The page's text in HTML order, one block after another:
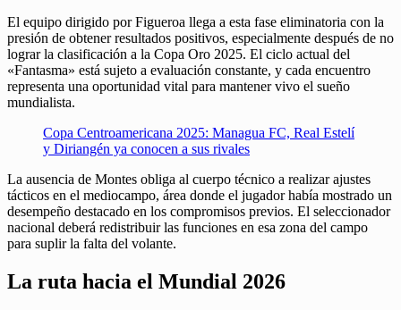
El equipo dirigido por Figueroa llega a esta fase eliminatoria con la
presión de obtener resultados positivos, especialmente después de no
lograr la clasificación a la Copa Oro 2025. El ciclo actual del
«Fantasma» está sujeto a evaluación constante, y cada encuentro
representa una oportunidad vital para mantener vivo el sueño
mundialista.
Copa Centroamericana 2025: Managua FC, Real Estelí
y Diriangén ya conocen a sus rivales
La ausencia de Montes obliga al cuerpo técnico a realizar ajustes
tácticos en el mediocampo, área donde el jugador había mostrado un
desempeño destacado en los compromisos previos. El seleccionador
nacional deberá redistribuir las funciones en esa zona del campo
para suplir la falta del volante.
La ruta hacia el Mundial 2026